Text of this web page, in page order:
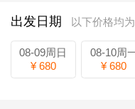
出发日期 以下价格均
08-09周日
¥ 680
08-10周
¥ 680